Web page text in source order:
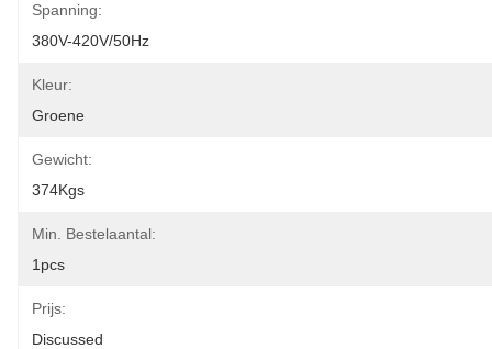
Spanning:
380V-420V/50Hz
Kleur:
Groene
Gewicht:
374Kgs
Min. Bestelaantal:
1pcs
Prijs:
Discussed